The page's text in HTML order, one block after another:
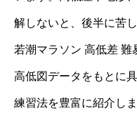
解しないと、後半に苦
若潮マラソン 高低差
高低図データをもとに
練習法を豊富に紹介し